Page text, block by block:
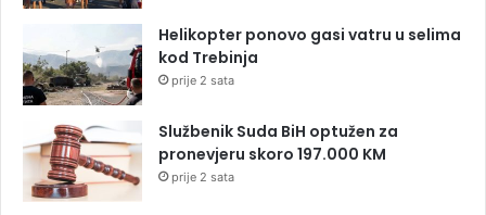
Helikopter ponovo gasi vatru u selima
kod Trebinja
prije 2 sata
Službenik Suda BiH optužen za
pronevjeru skoro 197.000 KM
prije 2 sata